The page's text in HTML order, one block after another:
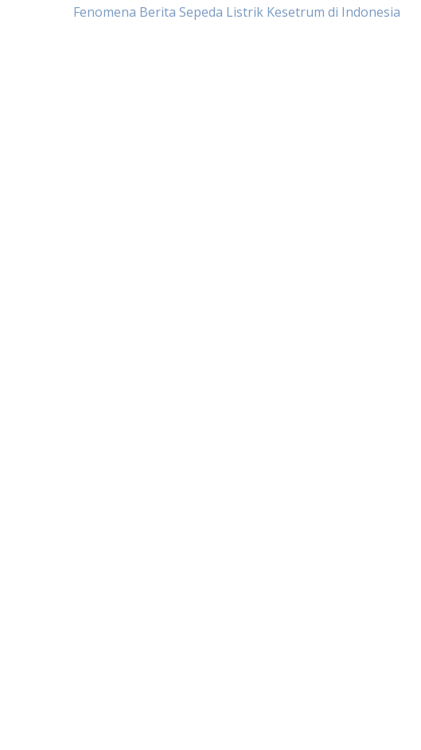
Post
Fenomena Berita Sepeda Listrik Kesetrum di Indonesia